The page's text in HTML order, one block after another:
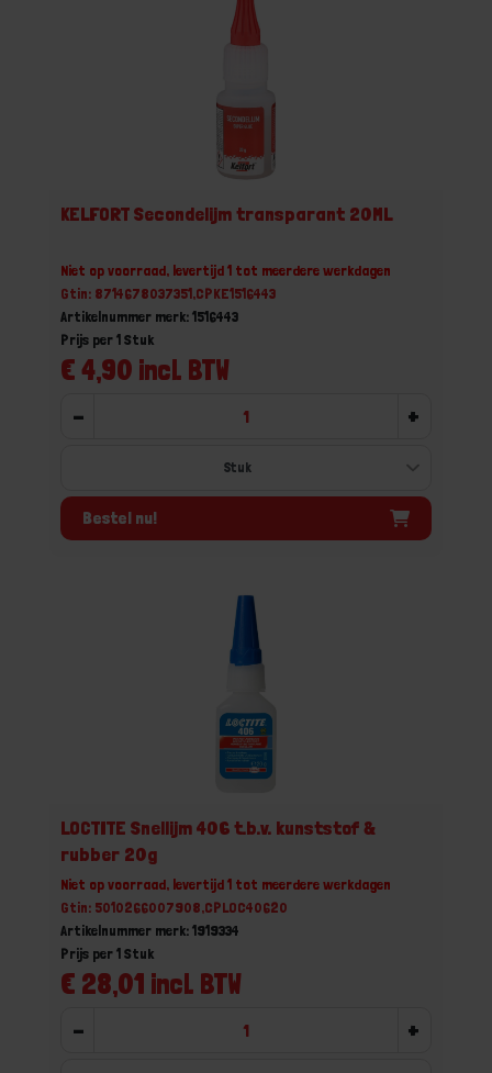
KELFORT Secondelijm transparant 20ML
Niet op voorraad, levertijd 1 tot meerdere werkdagen
Gtin: 8714678037351,CPKE1516443
Artikelnummer merk: 1516443
€ 4,90 incl. BTW
Prijs per 1 Stuk
- +
Bestel nu!
LOCTITE Snellijm 406 t.b.v. kunststof &
rubber 20g
Niet op voorraad, levertijd 1 tot meerdere werkdagen
Gtin: 5010266007908,CPLOC40620
Artikelnummer merk: 1919334
€ 28,01 incl. BTW
Prijs per 1 Stuk
- +